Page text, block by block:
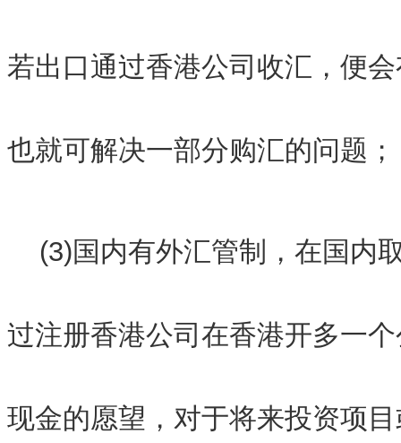
若出口通过香港公司收汇，便
也就可解决一部分购汇的问题；
(3)国内有外汇管制，在国内
过注册香港公司在香港开多一
现金的愿望，对于将来投资项